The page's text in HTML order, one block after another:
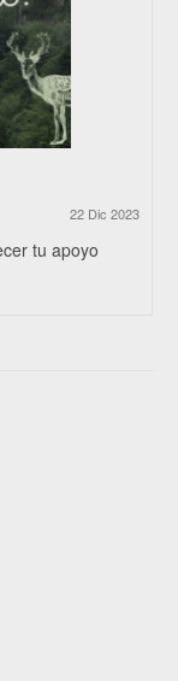
22 Dic 2023
tu apoyo